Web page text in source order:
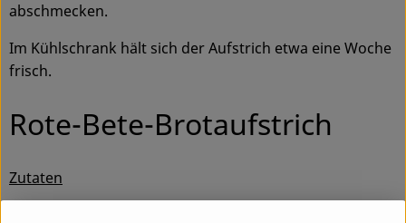
abschmecken.
Im Kühlschrank hält sich der Aufstrich etwa eine Woche
frisch.
Rote-Bete-Brotaufstrich
Zutaten